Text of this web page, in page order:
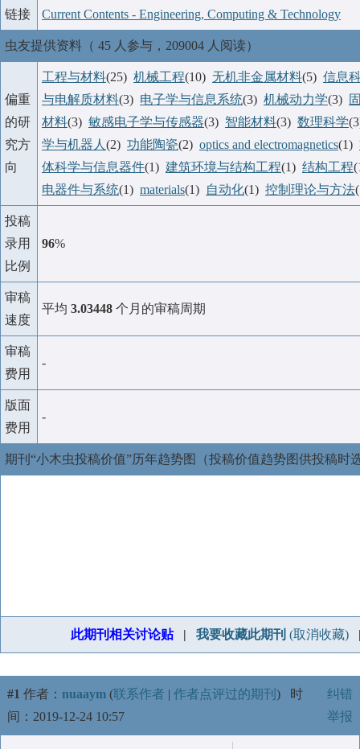
链接
Current Contents - Engineering, Computing & Technology
虫友提供资料（ 45 人参与，209004 人阅读）
偏重
的研
究方
向
工程与材料(25) 机械工程(10) 无机非金属材料(5) 信息
与电解质材料(3) 电子学与信息系统(3) 机械动力学(3)
材料(3) 敏感电子学与传感器(3) 智能材料(3) 数理科学
学与机器人 (2) 功能陶瓷(2) optics and electromagnetics(1)
体科学与信息器件(1) 建筑环境与结构工程(1) 结构工程
电器件与系统(1) materials(1) 自动化(1) 控制理论与方法
投稿
录用
比例
96%
审稿
速度
平均 3.03448 个月的审稿周期
审稿
费用
-
版面
费用
-
期刊“小木虫投稿价值”历年趋势图（投稿价值趋势图供投稿时
此期刊相关讨论贴| 我要收藏此期刊 (取消收藏)
#1 作者： nuaaym (联系作者 | 作者点评过的期刊 ) 时
间：2019-12-24 10:57
纠错
举报